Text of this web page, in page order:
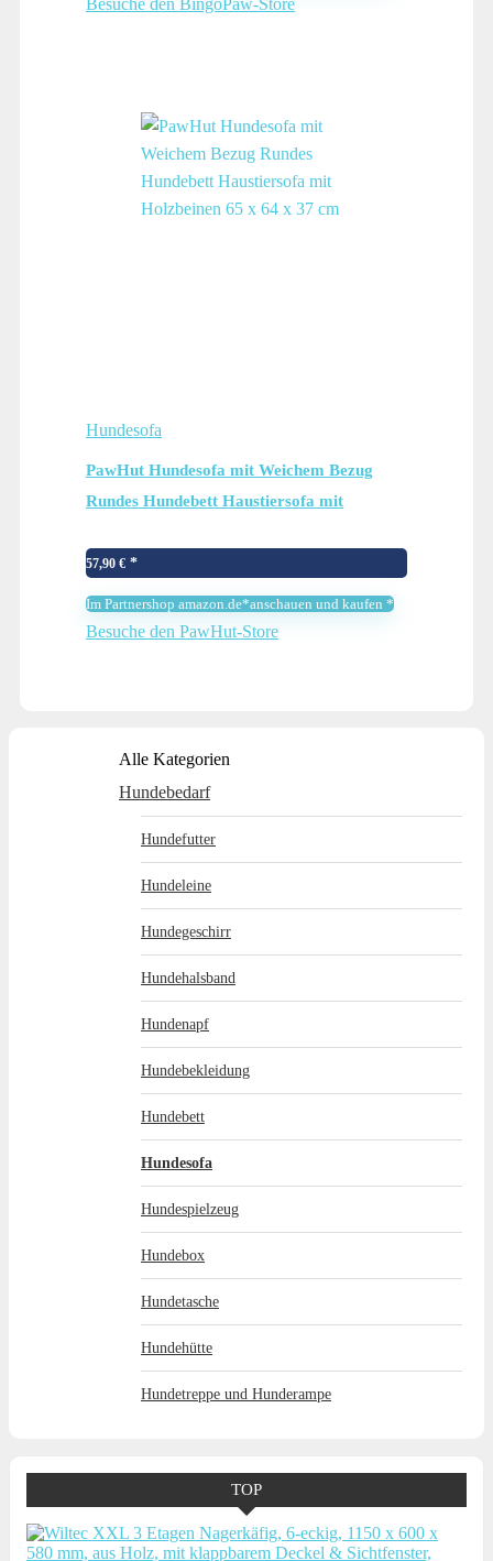
Besuche den BingoPaw-Store
Hundesofa
PawHut Hundesofa mit Weichem Bezug
Rundes Hundebett Haustiersofa mit
57,90 €
Im Partnershop amazon.de*anschauen und kaufen *
Besuche den PawHut-Store
Alle Kategorien
Hundebedarf
Hundefutter
Hundeleine
Hundegeschirr
Hundehalsband
Hundenapf
Hundebekleidung
Hundebett
Hundesofa
Hundespielzeug
Hundebox
Hundetasche
Hundehütte
Hundetreppe und Hunderampe
TOP